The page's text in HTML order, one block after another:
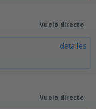
Vuelo directo
detalles
Vuelo directo